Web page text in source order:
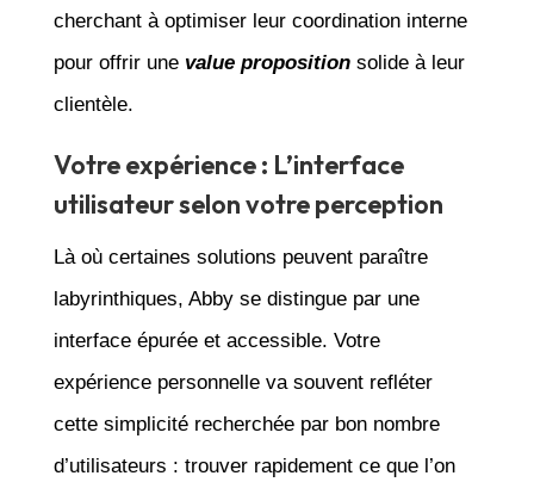
cherchant à optimiser leur coordination interne
pour offrir une value propositionsolide à leur
clientèle.
Votre expérience : L’interface
utilisateur selon votre perception
Là où certaines solutions peuvent paraître
labyrinthiques, Abby se distingue par une
interface épurée et accessible. Votre
expérience personnelle va souvent refléter
cette simplicité recherchée par bon nombre
d’utilisateurs : trouver rapidement ce que l’on